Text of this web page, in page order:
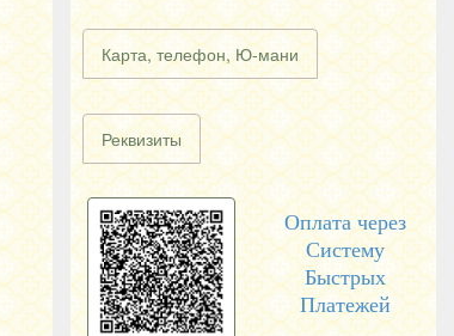
Карта, телефон, Ю-мани
Реквизиты
Оплата через
Систему
Быстрых
Платежей